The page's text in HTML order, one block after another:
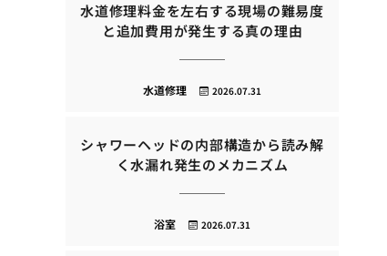
水道修理料金を左右する現場の難易度
と追加費用が発生する真の理由
2026.07.31
水道修理
シャワーヘッドの内部構造から読み解
く水漏れ発生のメカニズム
2026.07.31
浴室